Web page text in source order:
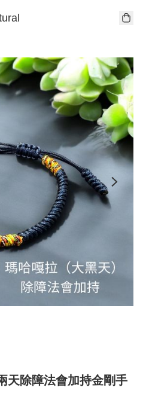
天除障法會加持金剛手